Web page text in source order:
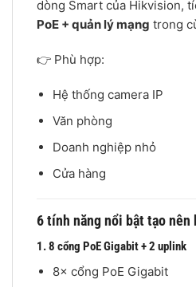
dòng Smart của Hikvision,
PoE + quản lý mạng trong
👉 Phù hợp:
Hệ thống camera IP
Văn phòng
Doanh nghiệp nhỏ
Cửa hàng
6 tính năng nổi bật tạo nên
1. 8 cổng PoE Gigabit + 2 uplink
8× cổng PoE Gigabit